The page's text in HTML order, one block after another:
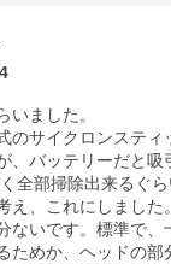
4
いました。
のサイクロンスティ
、バッテリーだと吸
く全部掃除出来るぐ
え、これにしました。
ないです。標準で、
ためか、ヘッドの部